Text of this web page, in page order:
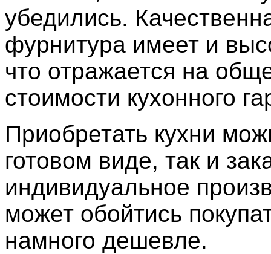
убедились.
фурнитура имеет и
что отражается на
стоимости кухонного
Приобретать кухни
готовом виде, так и
индивидуальное
может обойтись
намного дешевле.